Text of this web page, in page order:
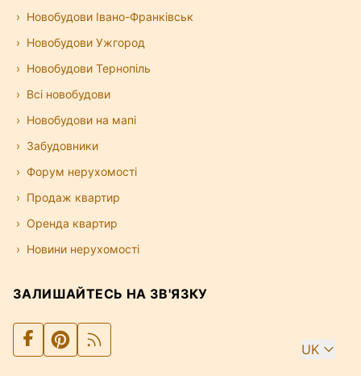
Новобудови Івано-Франківськ
Новобудови Ужгород
Новобудови Тернопіль
Всі новобудови
Новобудови на мапі
Забудовники
Форум нерухомості
Продаж квартир
Оренда квартир
Новини нерухомості
ЗАЛИШАЙТЕСЬ НА ЗВ'ЯЗКУ
UK